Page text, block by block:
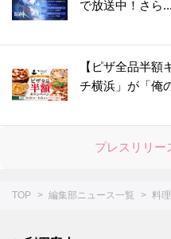
で放送中！さら...
【ピザ全品半
チ横浜」が「俺
プレスリリー
TOP 編集部ニュース一覧 料